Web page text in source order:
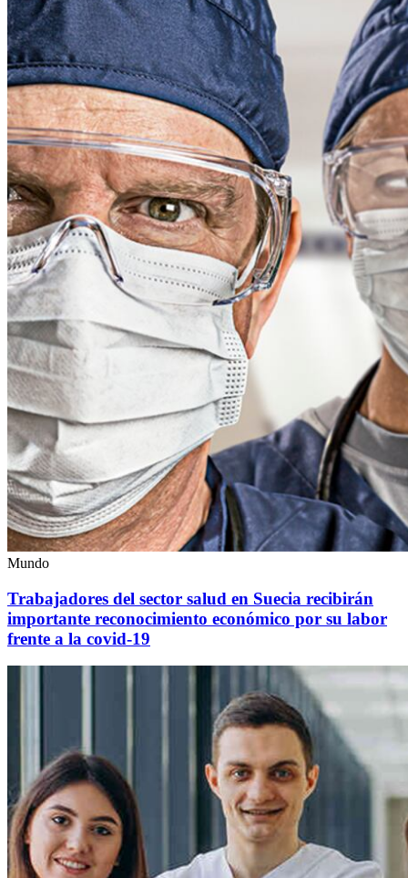
Mundo
Trabajadores del sector salud en Suecia recibirán
importante reconocimiento económico por su labor
frente a la covid-19